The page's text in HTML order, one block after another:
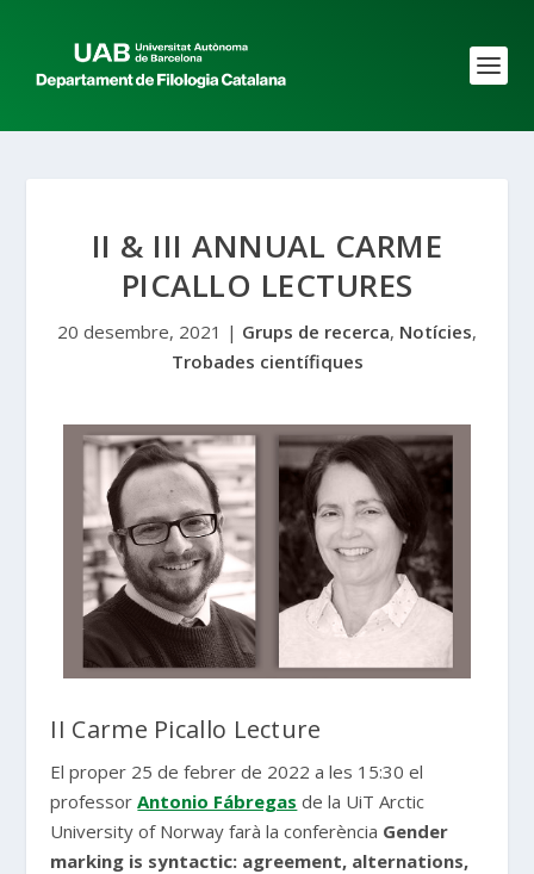
II & III ANNUAL CARME
PICALLO LECTURES
20 desembre, 2021 | Grups de recerca, Notícies,
Trobades científiques
II Carme Picallo Lecture
El proper 25 de febrer de 2022 a les 15:30 el
professorAntonio Fábregas de la UiT Arctic
University of Norway farà la conferència Gender
marking is syntactic: agreement, alternations,